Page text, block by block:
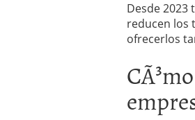
Desde 2023
reducen los
ofrecerlos